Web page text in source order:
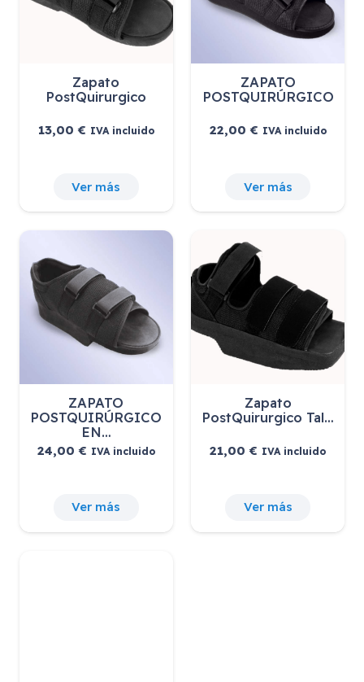
Zapato
PostQuirurgico
13,00€ IVA incluido
Ver más
ZAPATO
POSTQUIRÚRGICO
22,00€ IVA incluido
Ver más
ZAPATO
POSTQUIRÚRGICO
EN…
24,00€ IVA incluido
Ver más
Zapato
PostQuirurgico Tal…
21,00€ IVA incluido
Ver más